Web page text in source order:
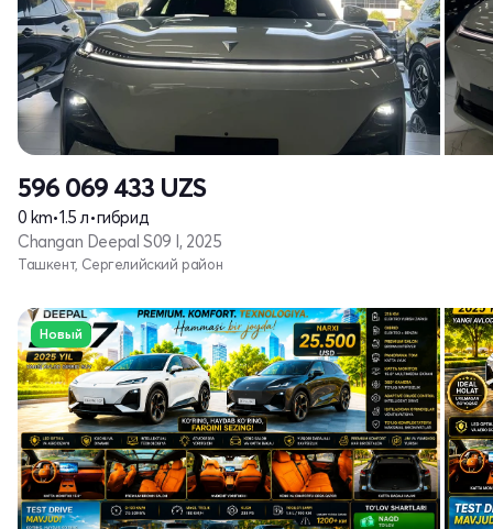
596 069 433 UZS
0 km•1.5 л•гибрид
Changan Deepal S09 I, 2025
Ташкент, Сергелийский район
Новый